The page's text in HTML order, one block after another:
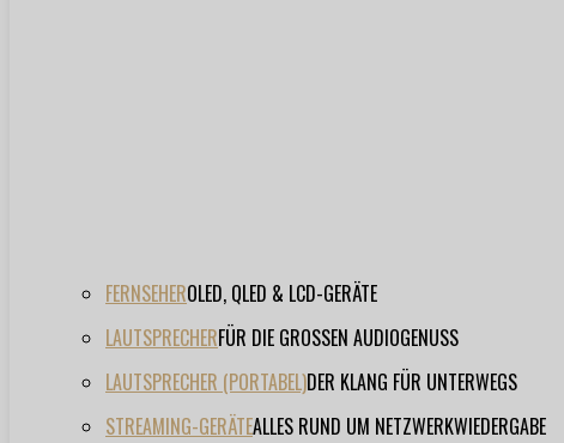
FERNSEHEROLED, QLED & LCD-GERÄTE
LAUTSPRECHERFÜR DIE GROSSEN AUDIOGENUSS
LAUTSPRECHER (PORTABEL)DER KLANG FÜR UNTERWEGS
STREAMING-GERÄTEALLES RUND UM NETZWERKWIEDERGABE